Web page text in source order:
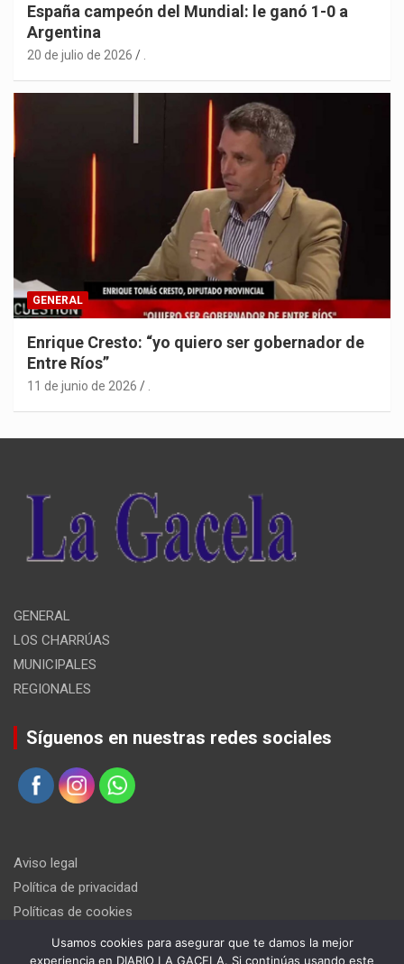
España campeón del Mundial: le ganó 1-0 a
Argentina
20 de julio de 2026
GENERAL
Enrique Cresto: “yo quiero ser gobernador de
Entre Ríos”
11 de junio de 2026 .
GENERAL
LOS CHARRÚAS
MUNICIPALES
REGIONALES
Síguenos en nuestras redes sociales
Aviso legal
Política de privacidad
Políticas de cookies
Usamos cookies para asegurar que te damos la mejor
experiencia en DIARIO LA GACELA. Si continúas usando este